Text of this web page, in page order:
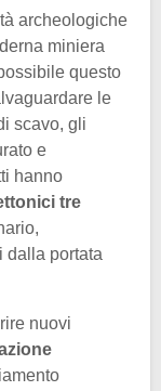
archeologiche
miniera
questo
le
scavo, gli
e
hanno
tre
dalla portata
nuovi